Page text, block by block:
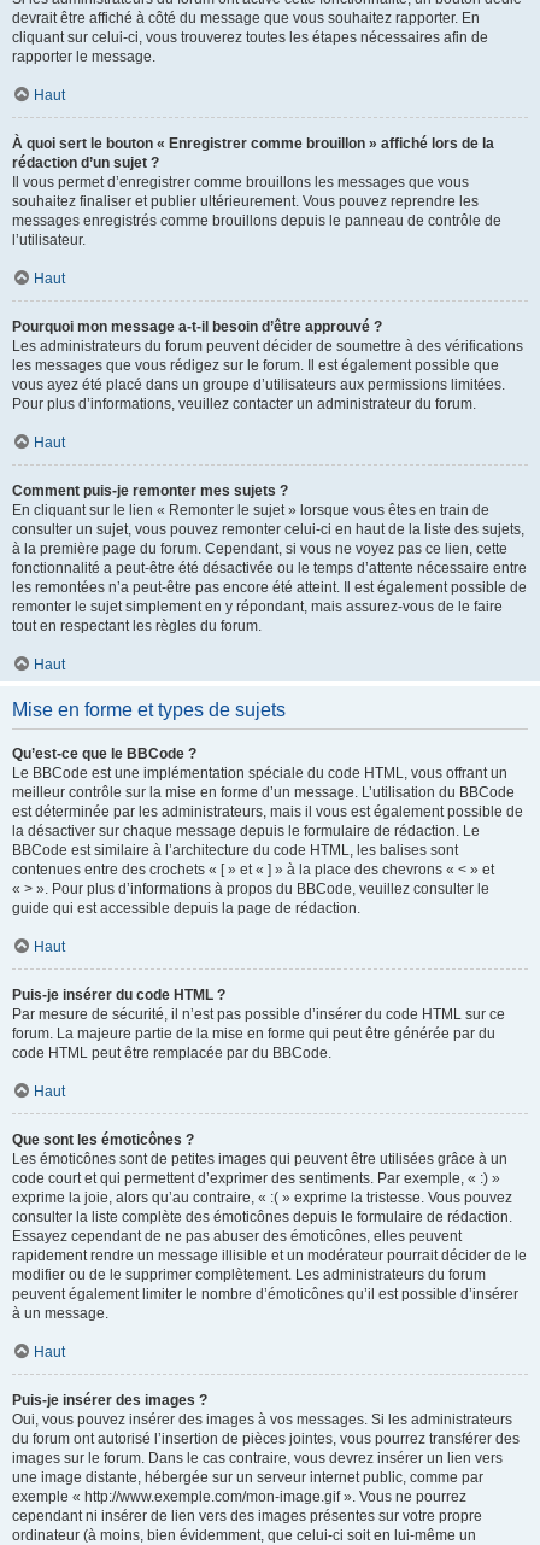
devrait être affiché à côté du message que vous souhaitez rapporter. En
cliquant sur celui-ci, vous trouverez toutes les étapes nécessaires afin de
rapporter le message.
Haut
À quoi sert le bouton « Enregistrer comme brouillon » affiché lors de la
rédaction d’un sujet ?
Il vous permet d’enregistrer comme brouillons les messages que vous
souhaitez finaliser et publier ultérieurement. Vous pouvez reprendre les
messages enregistrés comme brouillons depuis le panneau de contrôle de
l’utilisateur.
Haut
Pourquoi mon message a-t-il besoin d’être approuvé ?
Les administrateurs du forum peuvent décider de soumettre à des vérifications
les messages que vous rédigez sur le forum. Il est également possible que
vous ayez été placé dans un groupe d’utilisateurs aux permissions limitées.
Pour plus d’informations, veuillez contacter un administrateur du forum.
Haut
Comment puis-je remonter mes sujets ?
En cliquant sur le lien « Remonter le sujet » lorsque vous êtes en train de
consulter un sujet, vous pouvez remonter celui-ci en haut de la liste des sujets,
à la première page du forum. Cependant, si vous ne voyez pas ce lien, cette
fonctionnalité a peut-être été désactivée ou le temps d’attente nécessaire entre
les remontées n’a peut-être pas encore été atteint. Il est également possible de
remonter le sujet simplement en y répondant, mais assurez-vous de le faire
tout en respectant les règles du forum.
Haut
Mise en forme et types de sujets
Qu’est-ce que le BBCode ?
Le BBCode est une implémentation spéciale du code HTML, vous offrant un
meilleur contrôle sur la mise en forme d’un message. L’utilisation du BBCode
est déterminée par les administrateurs, mais il vous est également possible de
la désactiver sur chaque message depuis le formulaire de rédaction. Le
BBCode est similaire à l’architecture du code HTML, les balises sont
contenues entre des crochets « [ » et « ] » à la place des chevrons « < » et
« > ». Pour plus d’informations à propos du BBCode, veuillez consulter le
guide qui est accessible depuis la page de rédaction.
Haut
Puis-je insérer du code HTML ?
Par mesure de sécurité, il n’est pas possible d’insérer du code HTML sur ce
forum. La majeure partie de la mise en forme qui peut être générée par du
code HTML peut être remplacée par du BBCode.
Haut
Que sont les émoticônes ?
Les émoticônes sont de petites images qui peuvent être utilisées grâce à un
code court et qui permettent d’exprimer des sentiments. Par exemple, « :) »
exprime la joie, alors qu’au contraire, « :( » exprime la tristesse. Vous pouvez
consulter la liste complète des émoticônes depuis le formulaire de rédaction.
Essayez cependant de ne pas abuser des émoticônes, elles peuvent
rapidement rendre un message illisible et un modérateur pourrait décider de le
modifier ou de le supprimer complètement. Les administrateurs du forum
peuvent également limiter le nombre d’émoticônes qu’il est possible d’insérer
à un message.
Haut
Puis-je insérer des images ?
Oui, vous pouvez insérer des images à vos messages. Si les administrateurs
du forum ont autorisé l’insertion de pièces jointes, vous pourrez transférer des
images sur le forum. Dans le cas contraire, vous devrez insérer un lien vers
une image distante, hébergée sur un serveur internet public, comme par
exemple « http://www.exemple.com/mon-image.gif ». Vous ne pourrez
cependant ni insérer de lien vers des images présentes sur votre propre
ordinateur (à moins, bien évidemment, que celui-ci soit en lui-même un